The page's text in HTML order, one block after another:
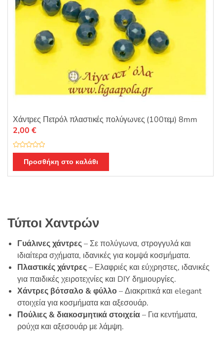
Χάντρες Πετρόλ πλαστικές πολύγωνες (100τεμ) 8mm
Β
μ
ο
κ
ε
2,00 €
Προσθήκη στο καλάθι
Τύποι Χαντρών
Γυάλινες χάντρες– Σε πολύγωνα, στρογγυλά και
ιδιαίτερα σχήματα, ιδανικές για κομψά κοσμήματα.
Πλαστικές χάντρες– Ελαφριές και εύχρηστες, ιδανικές
για παιδικές χειροτεχνίες και DIYδημιουργίες.
Χάντρες βότσαλο & φύλλο– Διακριτικά και elegant
στοιχεία για κοσμήματα και αξεσουάρ.
Πούλιες & διακοσμητικά στοιχεία– Για κεντήματα,
ρούχα και αξεσουάρ με λάμψη.